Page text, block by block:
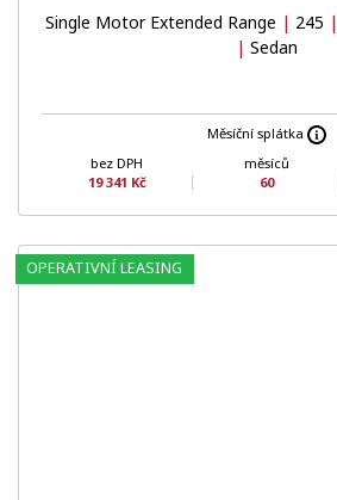
Single Motor Extended Range | 245 |
| Sedan
Měsíční splátka
bez DPH
měsíců
19 341 Kč
60
OPERATIVNÍ LEASING